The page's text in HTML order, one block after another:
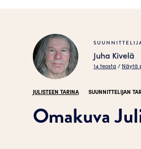
Juha Kivelä
14 teosta / Näytä
JULISTEEN TARINA SUUNNITTELIJAN
Omakuva